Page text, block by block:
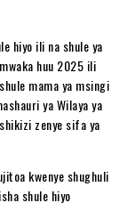
hiyo ili na shule ya
huu 2025 ili
mama ya msingi
ya Wilaya ya
zenye sifa ya
kwenye shughuli
shule hiyo